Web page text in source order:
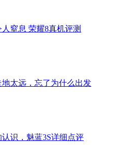
窒息 荣耀8真机评测
太远，忘了为什么出发
识，魅蓝3S详细点评